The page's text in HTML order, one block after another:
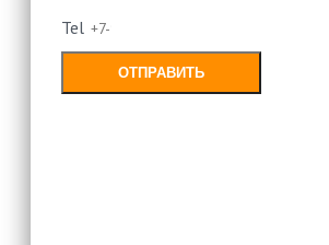
Tel
ОТПРАВИТЬ